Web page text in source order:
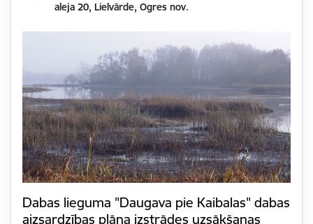
aleja 20, Lielvārde, Ogres nov.
Dabas lieguma "Daugava pie Kaibalas" dabas
aizsardzības plāna izstrādes uzsākšanas